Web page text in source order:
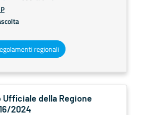
regionali
Ufficiale della Regione
2024